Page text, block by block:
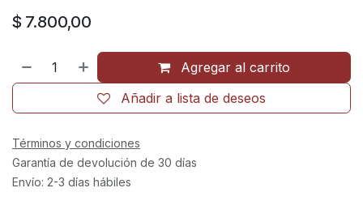
$ 7.800,00
Agregar al carrito
Añadir a lista de deseos
Términos y condiciones
Garantía de devolución de 30 días
Envío: 2-3 días hábiles